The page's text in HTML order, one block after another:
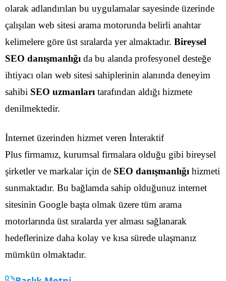
olarak adlandırılan bu uygulamalar sayesinde üzerinde
çalışılan web sitesi arama motorunda belirli anahtar
kelimelere göre üst sıralarda yer almaktadır. Bireysel
SEO danışmanlığı da bu alanda profesyonel desteğe
ihtiyacı olan web sitesi sahiplerinin alanında deneyim
sahibi SEO uzmanları tarafından aldığı hizmete
denilmektedir.
İnternet üzerinden hizmet veren İnteraktif
Plus firmamız, kurumsal firmalara olduğu gibi bireysel
şirketler ve markalar için de SEO danışmanlığı hizmeti
sunmaktadır. Bu bağlamda sahip olduğunuz internet
sitesinin Google başta olmak üzere tüm arama
motorlarında üst sıralarda yer alması sağlanarak
hedeflerinize daha kolay ve kısa sürede ulaşmanız
mümkün olmaktadır.